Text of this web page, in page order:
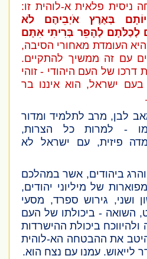
פלאית א-לוהית זו:
בְּאֶרֶץ אֹיְבֵיהֶם לֹא
לְהָפֵר בְּרִיתִי אִתָּם
העומדת מאחורי הסיבה,
עם זה ממשיך להתקיים.
של העם היהודי - זוהי
ישראל, הוא איננו בר
לבן, מרב לתלמיד ומדור
- למרות כל הצרות,
פיזית, עם ישראל לא
ביהודים, אשר במהלכם
של מיליוני יהודים,
ושני, גירוש ספרד, מסעי
השואה - ביכולתו של העם
ביכולת ההישרדות
את ההבטחה הא-לוהית
לייאוש. עמנו עם נצח הוא.